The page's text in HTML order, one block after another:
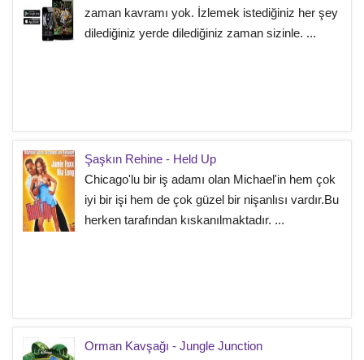
zaman kavramı yok. İzlemek istediğiniz her şey
dilediğiniz yerde dilediğiniz zaman sizinle. ...
Şaşkın Rehine - Held Up
Chicago'lu bir iş adamı olan Michael'in hem çok
iyi bir işi hem de çok güzel bir nişanlısı vardır.Bu
herken tarafından kıskanılmaktadır. ...
Orman Kavşağı - Jungle Junction